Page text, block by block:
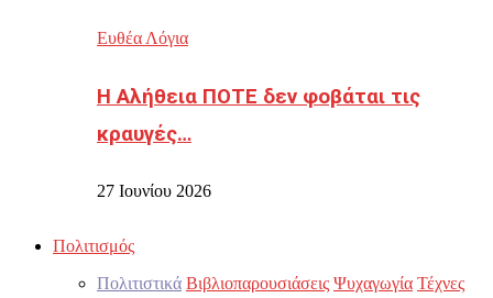
Ευθέα Λόγια
Η Αλήθεια ΠΟΤΕ δεν φοβάται τις
κραυγές…
27 Ιουνίου 2026
Πολιτισμός
Πολιτιστικά Βιβλιοπαρουσιάσεις Ψυχαγωγία Τέχνες